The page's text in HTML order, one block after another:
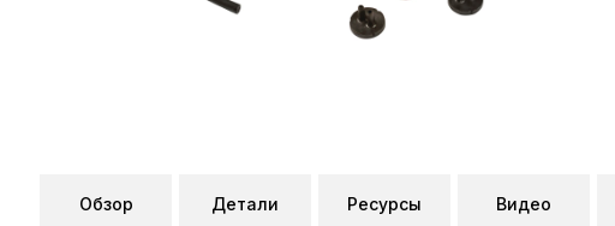
Обзор Детали Ресурсы Видео